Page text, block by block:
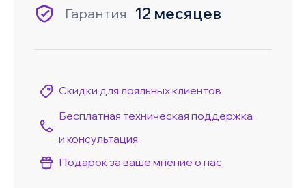
Гарантия 12 месяцев
Скидки для лояльных клиентов
Бесплатная техническая поддержка
и консультация
Подарок за ваше мнение о нас